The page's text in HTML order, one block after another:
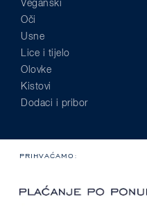
Veganski
Oči
Usne
Lice i tijelo
Olovke
Kistovi
Dodaci i pribor
PRIHVAĆAMO: